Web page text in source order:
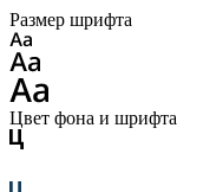
Размер шрифта
Цвет фона и шрифта